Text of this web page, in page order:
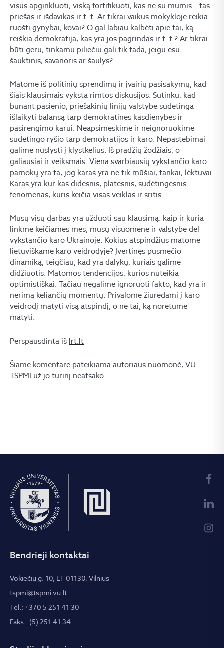
visus apginkluoti, viską fortifikuoti, kas ne su mumis – tas
priešas ir išdavikas ir t. t. Ar tikrai vaikus mokykloje reikia
ruošti gynybai, kovai? O gal labiau kalbėti apie tai, ką
reiškia demokratija, kas yra jos pagrindas ir t. t.? Ar tikrai
būti geru, tinkamu piliečiu gali tik tada, jeigu esu
šauktinis, savanoris ar šaulys?
Matome iš politinių sprendimų ir įvairių pasisakymų, kad
šiais klausimais vyksta rimtos diskusijos. Sutinku, kad
būnant pasienio, priešakinių linijų valstybe sudėtinga
išlaikyti balansą tarp demokratinės kasdienybės ir
pasirengimo karui. Neapsimeskime ir neignoruokime
sudėtingo ryšio tarp demokratijos ir karo. Nepastebimai
galime nuslysti į klystkelius. Iš pradžių žodžiais, o
galiausiai ir veiksmais. Viena svarbiausių vykstančio karo
pamokų yra ta, jog karas yra ne tik mūšiai, tankai, lėktuvai.
Karas yra kur kas didesnis, platesnis, sudėtingesnis
fenomenas, kuris keičia visas veiklas ir sritis.
Mūsų visų darbas yra užduoti sau klausimą: kaip ir kuria
linkme keičiamės mes, mūsų visuomenė ir valstybė dėl
vykstančio karo Ukrainoje. Kokius atspindžius matome
lietuviškame karo veidrodyje? Įvertinęs pusmečio
dinamiką, teigčiau, kad yra dalykų, kuriais galime
didžiuotis. Matomos tendencijos, kurios nuteikia
optimistiškai. Tačiau negalime ignoruoti fakto, kad yra ir
nerimą keliančių momentų. Privalome žiūrėdami į karo
veidrodį matyti visą atspindį, o ne tai, ką norėtume
matyti.
Perspausdinta iš lrt.lt
Šiame komentare pateikiama autoriaus nuomonė, VU
TSPMI už jo turinį neatsako.
Bendrieji kontaktai
Vokiečių g. 10, LT-01130, Vilnius
tspmi@tspmi.vu.lt
Tel.: +370 5 251 41 30
Faks.: (5) 251 41 34